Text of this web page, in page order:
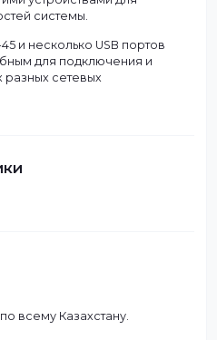
видеоформат с
для одновременного
камер.
хранения данных
карт microSD до 512
устройствами для
разных сетевых